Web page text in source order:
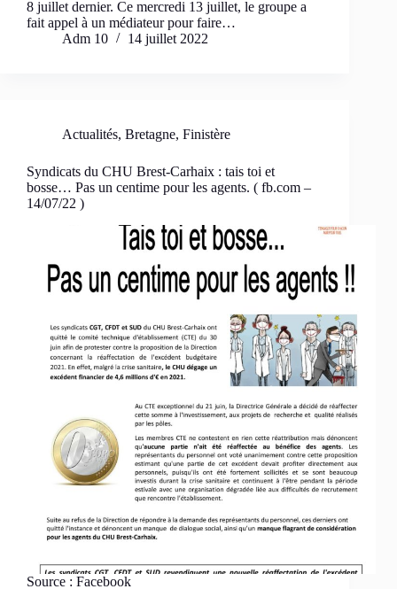
8 juillet dernier. Ce mercredi 13 juillet, le groupe a
fait appel à un médiateur pour faire…
Adm 10
14 juillet 2022
Actualités, Bretagne, Finistère
Syndicats du CHU Brest-Carhaix : tais toi et
bosse… Pas un centime pour les agents. ( fb.com –
14/07/22 )
Source : Facebook